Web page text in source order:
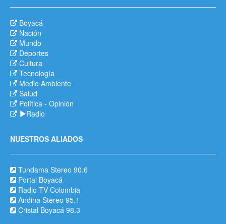
Boyacá
Nación
Mundo
Deportes
Cultura
Tecnología
Medio Ambiente
Salud
Política - Opinión
Radio
NUESTROS ALIADOS
Tundama Stereo 90.6
Portal Boyacá
Radio TV Colombia
Andina Stereo 95.1
Cristal Boyacá 98.3